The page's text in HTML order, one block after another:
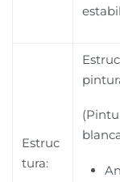
Estruc
tura: